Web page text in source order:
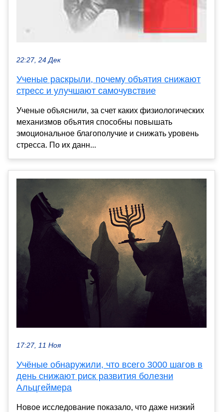
22:27, 24 Дек
Ученые раскрыли, почему объятия снижают
стресс и улучшают самочувствие
Ученые объяснили, за счет каких физиологических
механизмов объятия способны повышать
эмоциональное благополучие и снижать уровень
стресса. По их данн...
17:27, 11 Ноя
Учёные обнаружили, что всего 3000 шагов в
день снижают риск развития болезни
Альцгеймера
Новое исследование показало, что даже низкий